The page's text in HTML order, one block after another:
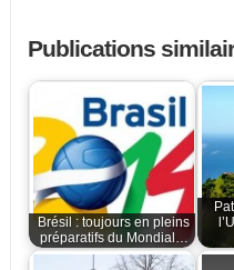
Publications
Brésil : toujours en pleins
préparatifs du Mondial…